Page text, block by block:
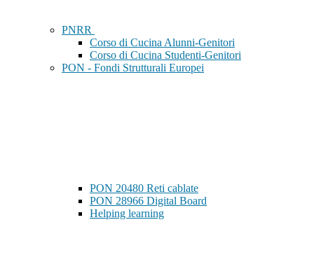
PNRR
Corso di Cucina Alunni-Genitori
Corso di Cucina Studenti-Genitori
PON - Fondi Strutturali Europei
PON 20480 Reti cablate
PON 28966 Digital Board
Helping learning